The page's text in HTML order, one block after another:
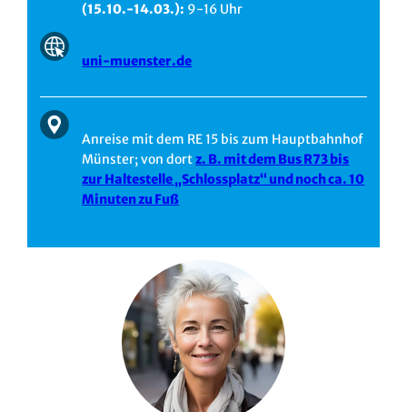
(15.10.-14.03.): 9-16 Uhr
uni-muenster.de
Anreise mit dem RE 15 bis zum Hauptbahnhof
Münster; von dortz. B. mit dem Bus R73 bis
zur Haltestelle „Schlossplatz“ und noch ca. 10
Minuten zu Fuß